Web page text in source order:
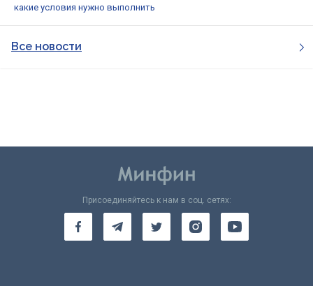
какие условия нужно выполнить
Все новости
Присоединяйтесь к нам в соц. сетях: